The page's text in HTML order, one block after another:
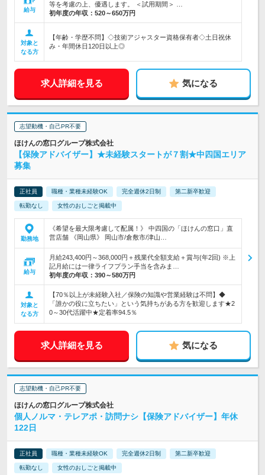
給与
等を考慮の上、優遇します。 ＜試用期間＞ …
初年度の年収： 520～650万円
対象と
なる方
【年齢・学歴不問】◇技術アジャスター資格保有者◇土日祝休
み・年間休日120日以上◎
求人詳細を見る 気になる
志望動機・自己PR不要
ほけんの窓口グループ株式会社
【保険アドバイザー】★未経験スタートが７割★中四国エリア
募集
正社員 職種・業種未経験OK 完全週休2日制 第二新卒歓迎
転勤なし 女性のおしごと掲載中
勤務地
《希望を最大限考慮して配属！》 中四国の「ほけんの窓口」直
営店舗 《岡山県》 岡山市/倉敷市/津山…
給与
月給243,400円～368,000円＋残業代全額支給＋賞与(年2回) ※上
記月給には一律ライフプラン手当を含みま…
初年度の年収： 390～580万円
対象と
なる方
【70％以上が未経験入社／保険の知識や営業経験は不問】◆
「誰かの役に立ちたい」という気持ちがある方を歓迎します★2
0～30代活躍中★定着率94.5％
求人詳細を見る 気になる
志望動機・自己PR不要
ほけんの窓口グループ株式会社
個人ノルマ・テレアポ・訪問ナシ【保険アドバイザー】年休
122日
正社員 職種・業種未経験OK 完全週休2日制 第二新卒歓迎
転勤なし 女性のおしごと掲載中